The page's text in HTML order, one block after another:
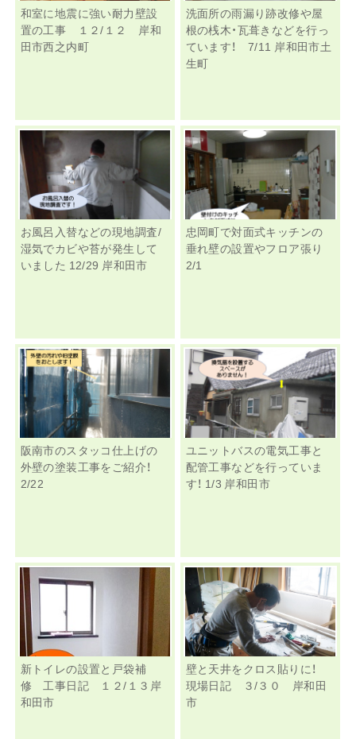
和室に地震に強い耐力壁設
置の工事 １２/１２ 岸和
田市西之内町
洗面所の雨漏り跡改修や屋
根の桟木・瓦葺きなどを行っ
ています！ 7/11 岸和田市土
生町
お風呂入替などの現地調査/
湿気でカビや苔が発生して
いました 12/29 岸和田市
忠岡町で対面式キッチンの
垂れ壁の設置やフロア張り
2/1
阪南市のスタッコ仕上げの
外壁の塗装工事をご紹介！
2/22
ユニットバスの電気工事と
配管工事などを行っていま
す！ 1/3 岸和田市
新トイレの設置と戸袋補
修 工事日記 １２/１３岸
和田市
壁と天井をクロス貼りに！
現場日記 ３/３０ 岸和田
市